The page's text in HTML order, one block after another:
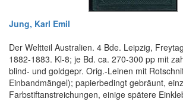
Jung, Karl Emil
Der Weltteil Australien. 4 Bde. Leipzig,
1882-1883. Kl-8; je Bd. ca. 270-300 pp mit
blind- und goldgepr. Orig.-Leinen mit
Einbandmängel); papierbedingt gebräunt,
Farbstiftanstreichungen, einige spätere